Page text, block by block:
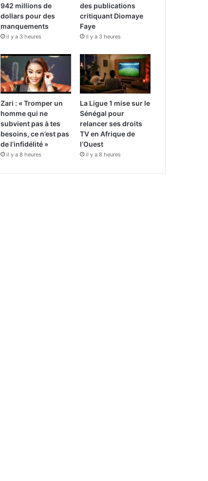
942 millions de
dollars pour des
manquements
il y a 3 heures
des publications
critiquant Diomaye
Faye
il y a 3 heures
Zari : « Tromper un
homme qui ne
subvient pas à tes
besoins, ce n’est pas
de l’infidélité »
il y a 8 heures
La Ligue 1 mise sur le
Sénégal pour
relancer ses droits
TV en Afrique de
l’Ouest
il y a 8 heures